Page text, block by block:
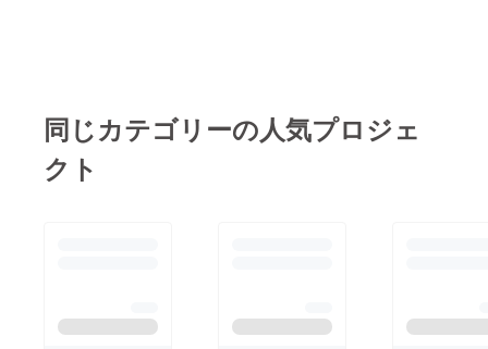
同じカテゴリーの人気プロジェ
クト